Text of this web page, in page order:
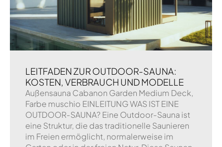
LEITFADEN ZUR OUTDOOR-SAUNA:
KOSTEN, VERBRAUCH UND MODELLE
Außensauna Cabanon Garden Medium Deck,
Farbe muschio EINLEITUNG WAS IST EINE
OUTDOOR-SAUNA? Eine Outdoor-Sauna ist
eine Struktur, die das traditionelle Saunieren
im Freien ermöglicht, normalerweise im